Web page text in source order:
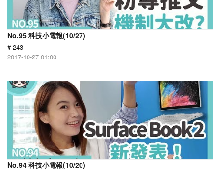
No.95 科技小電報(10/27)
# 243
2017-10-27 01:00
No.94 科技小電報(10/20)